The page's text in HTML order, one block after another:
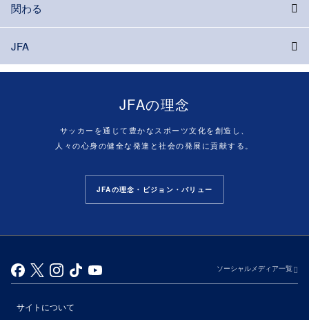
関わる
JFA
JFAの理念
サッカーを通じて豊かなスポーツ文化を創造し、
人々の心身の健全な発達と社会の発展に貢献する。
JFAの理念・ビジョン・バリュー
ソーシャルメディア一覧
サイトについて